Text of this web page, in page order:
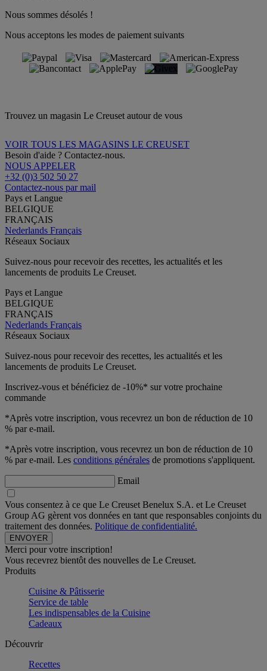
Nous sommes désolés !
Nous acceptons les modes de paiement suivants
Trouvez un magasin Le Creuset autour de vous
VOIR TOUS LES MAGASINS LE CREUSET
Besoin d'aide ? Contactez-nous.
NOUS APPELER
+32 (0)3 502 50 27
Contactez-nous par mail
Pays et Langue
BELGIQUE
FRANÇAIS
Nederlands Français
Réseaux Sociaux
Suivez-nous pour recevoir des recettes, les actualités et les
lancements de produits Le Creuset.
Pays et Langue
BELGIQUE
FRANÇAIS
Nederlands Français
Réseaux Sociaux
Suivez-nous pour recevoir des recettes, les actualités et les
lancements de produits Le Creuset.
Inscrivez-vous et bénéficiez de -10%* sur votre prochaine
commande
*Après votre inscription, vous recevrez un bon de réduction de 10
% par e-mail.
*Après votre inscription, vous recevrez un bon de réduction de 10
% par e-mail. Les conditions générales de promotions s'appliquent.
Email
Vous consentez à ce que Le Creuset Benelux S.A. et Le Creuset
Group AG gèrent vos données en tant que responsables conjoints du
traitement des données. Politique de confidentialité.
Merci pour votre inscription!
Vous recevrez bientôt des nouvelles de Le Creuset.
Produits
Cuisine & Pâtisserie
Service de table
Les indispensables de la Cuisine
Cadeaux
Découvrir
Recettes